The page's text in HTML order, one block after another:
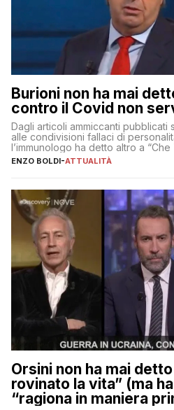
Burioni non ha mai
contro il Covid non
Dagli articoli ammiccanti pubblicati
alle condivisioni fallaci di
l’immunologo ha detto altro a
ENZO BOLDI-ATTUALITÀ
Orsini non ha mai
rovinato la vita” (ma
“ragiona in maniera